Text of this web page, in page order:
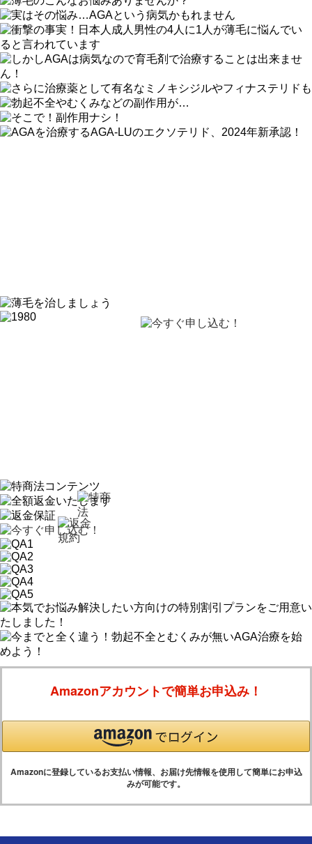
Amazonアカウントで簡単お申込み！
Amazonに登録しているお支払い情報、お届け先情報を使用して簡単にお申込
みが可能です。